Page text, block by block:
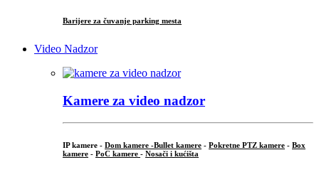
Barijere za čuvanje parking mesta
Video Nadzor
Kamere za video nadzor
IP kamere - Dom kamere -Bullet kamere - Pokretne PTZ kamere - Box
kamere - PoC kamere - Nosači i kućišta